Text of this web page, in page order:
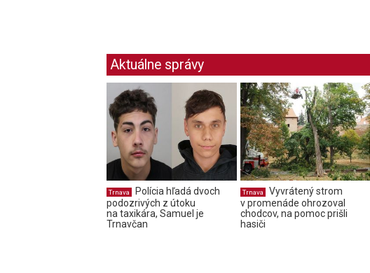
Aktuálne správy
Trnava
Polícia hľadá dvoch
podozrivých z útoku
na taxikára, Samuel je
Trnavčan
Trnava
Vyvrátený strom
v promenáde ohrozoval
chodcov, na pomoc prišli
hasiči